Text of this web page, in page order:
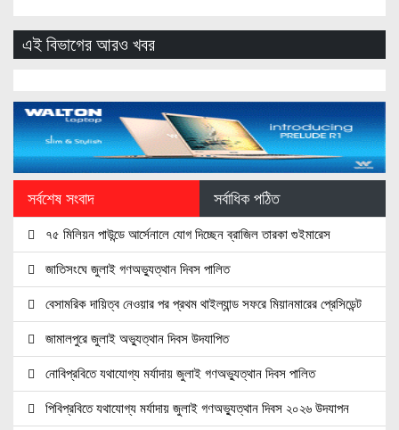
এই বিভাগের আরও খবর
সর্বশেষ সংবাদ সর্বাধিক পঠিত
৭৫ মিলিয়ন পাউন্ডে আর্সেনালে যোগ দিচ্ছেন ব্রাজিল তারকা গুইমারেস
জাতিসংঘে জুলাই গণঅভ্যুত্থান দিবস পালিত
বেসামরিক দায়িত্ব নেওয়ার পর প্রথম থাইল্যান্ড সফরে মিয়ানমারের প্রেসিডেন্ট
জামালপুরে জুলাই অভ্যুত্থান দিবস উদযাপিত
নোবিপ্রবিতে যথাযোগ্য মর্যাদায় জুলাই গণঅভ্যুত্থান দিবস পালিত
পিবিপ্রবিতে যথাযোগ্য মর্যাদায় জুলাই গণঅভ্যুত্থান দিবস ২০২৬ উদযাপন